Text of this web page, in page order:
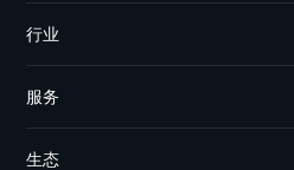
行业
服务
生态